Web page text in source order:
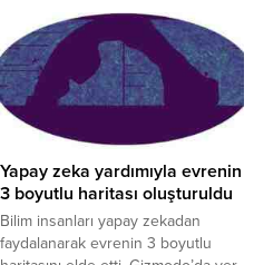
hesabından ‘Bay Kemal’in Tahtası 6’
videosu paylaşarak Türkiye’nin 20
Milyar Dolarlık açığını kapatacağını
açıkladı. Millet İttifakı
Cumhurbaşkanı Adayı Kemal
Kılıçdaroğlu, Twitter adresinden
başlattığı ‘Bay Kemal’in Tahtası’
akımına devam ediyor. Yapacağı
yatırımları twitter’dan takipçileri ile
paylaşan Kılıçdaroğlu, Türkiye’nin
cari...
Yapay zeka yardımıyla evrenin
3 boyutlu haritası oluşturuldu
Bilim insanları yapay zekadan
faydalanarak evrenin 3 boyutlu